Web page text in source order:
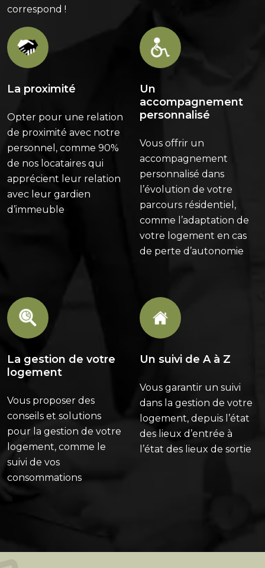
correspond !
La proximité
Opter pour une relation
de proximité avec notre
personnel, comme 90%
de nos locataires qui
apprécient leur relation
avec leur gardien
d’immeuble
Un
accompagnement
personnalisé
Vous offrir un
accompagnement
personnalisé dans
l’évolution de votre
parcours résidentiel,
comme l’adaptation de
votre logement en cas
de perte d’autonomie
La gestion de votre
logement
Vous proposer des
conseils et solutions
pour la gestion de votre
logement, comme le
suivi de vos
consommations
Un suivi de A à Z
Vous garantir un suivi
dans la gestion de votre
logement, depuis l’état
des lieux d’entrée à
l’état des lieux de sortie